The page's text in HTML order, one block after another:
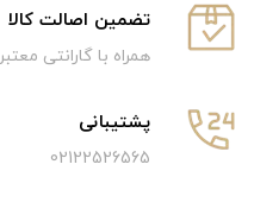
تضمین اصالت کالا
همراه با گارانتی معتبر
پشتیبانی
02122526565